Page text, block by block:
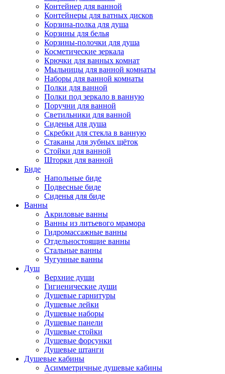
Контейнер для ванной
Контейнеры для ватных дисков
Корзина-полка для душа
Корзины для белья
Корзины-полочки для душа
Косметические зеркала
Крючки для ванных комнат
Мыльницы для ванной комнаты
Наборы для ванной комнаты
Полки для ванной
Полки под зеркало в ванную
Поручни для ванной
Светильники для ванной
Сиденья для душа
Скребки для стекла в ванную
Стаканы для зубных щёток
Стойки для ванной
Шторки для ванной
Биде
Напольные биде
Подвесные биде
Сиденья для биде
Ванны
Акриловые ванны
Ванны из литьевого мрамора
Гидромассажные ванны
Отдельностоящие ванны
Стальные ванны
Чугунные ванны
Душ
Верхние души
Гигиенические души
Душевые гарнитуры
Душевые лейки
Душевые наборы
Душевые панели
Душевые стойки
Душевые форсунки
Душевые штанги
Душевые кабины
Асимметричные душевые кабины